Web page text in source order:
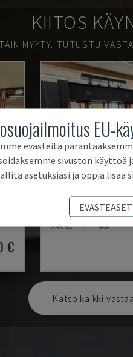
KIITOS
MYYTY. TUTUSTU
€
300-K-D0
OTT - VIILUPURISTIN
SAKSA 1996
Katso kaikki
EU-
evästeitä
sivuston
asetuksiasi ja oppia